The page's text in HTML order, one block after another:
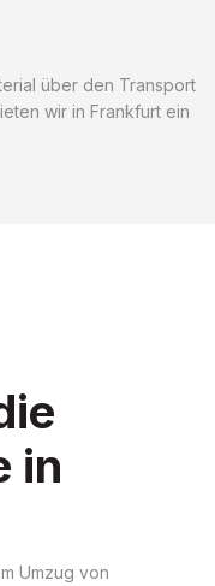
über den Transport
wir in Frankfurt ein
in
Umzug von